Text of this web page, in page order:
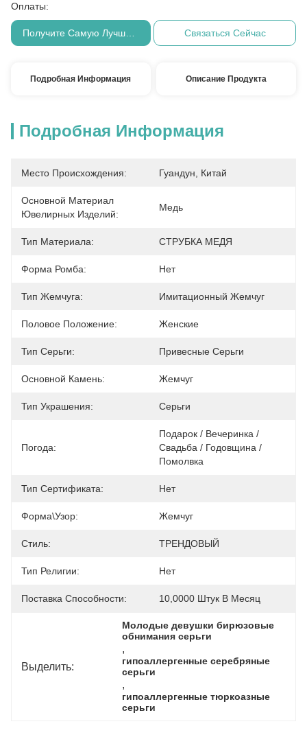
Оплаты:
Связаться Сейчас
Подробная Информация Описание Продукта
Подробная Информация
Место Происхождения: Гуандун, Китай
Основной Материал
Ювелирных Изделий:
Медь
Тип Материала: СТРУБКА МЕДЯ
Форма Ромба: Нет
Тип Жемчуга: Имитационный Жемчуг
Половое Положение: Женские
Тип Серьги: Привесные Серьги
Основной Камень: Жемчуг
Тип Украшения: Серьги
Погода:
Подарок / Вечеринка /
Свадьба / Годовщина /
Помолвка
Тип Сертификата: Нет
Форма\узор: Жемчуг
Стиль: ТРЕНДОВЫЙ
Тип Религии: Нет
Поставка Способности: 10,0000 Штук В Месяц
Выделить:
Молодые девушки бирюзовые
обнимания серьги
,
гипоаллергенные серебряные
серьги
,
гипоаллергенные тюркоазные
серьги